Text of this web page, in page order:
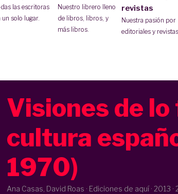
las escritoras
un solo lugar.
Nuestro librero lleno
de libros, libros, y
más libros.
revistas
Nuestra pasión por
editoriales y
Visiones de
cultura
1970)
Ana Casas, David Roas · Ediciones de aquí · 2013 ·